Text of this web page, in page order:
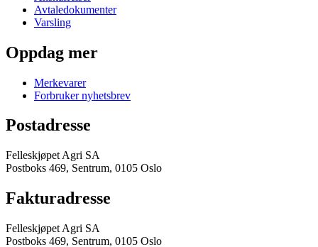
Avtaledokumenter
Varsling
Oppdag mer
Merkevarer
Forbruker nyhetsbrev
Postadresse
Felleskjøpet Agri SA
Postboks 469, Sentrum, 0105 Oslo
Fakturadresse
Felleskjøpet Agri SA
Postboks 469, Sentrum, 0105 Oslo